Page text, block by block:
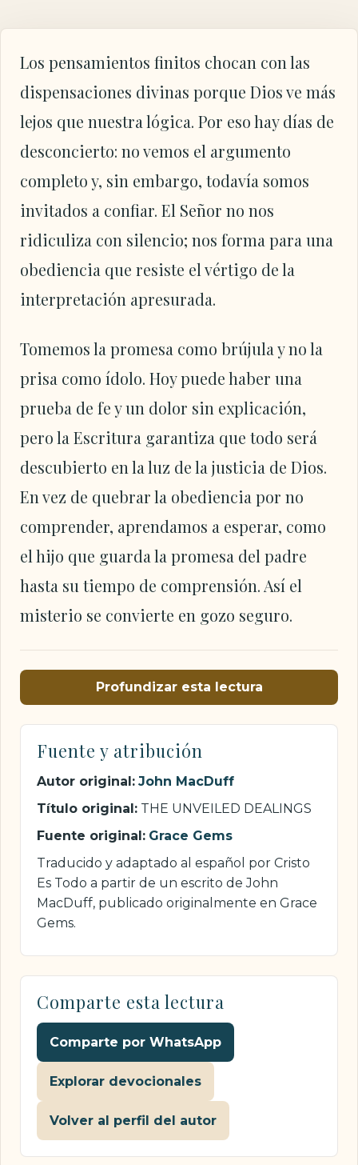
Los pensamientos finitos chocan con las
dispensaciones divinas porque Dios ve más
lejos que nuestra lógica. Por eso hay días de
desconcierto: no vemos el argumento
completo y, sin embargo, todavía somos
invitados a confiar. El Señor no nos
ridiculiza con silencio; nos forma para una
obediencia que resiste el vértigo de la
interpretación apresurada.
Tomemos la promesa como brújula y no la
prisa como ídolo. Hoy puede haber una
prueba de fe y un dolor sin explicación,
pero la Escritura garantiza que todo será
descubierto en la luz de la justicia de Dios.
En vez de quebrar la obediencia por no
comprender, aprendamos a esperar, como
el hijo que guarda la promesa del padre
hasta su tiempo de comprensión. Así el
misterio se convierte en gozo seguro.
Profundizar esta lectura
Fuente y atribución
Autor original: John MacDuff
Título original: THE UNVEILED DEALINGS
Fuente original: Grace Gems
Traducido y adaptado al español por Cristo
Es Todo a partir de un escrito de John
MacDuff, publicado originalmente en Grace
Gems.
Comparte esta lectura
Comparte por WhatsApp
Explorar devocionales
Volver al perfil del autor